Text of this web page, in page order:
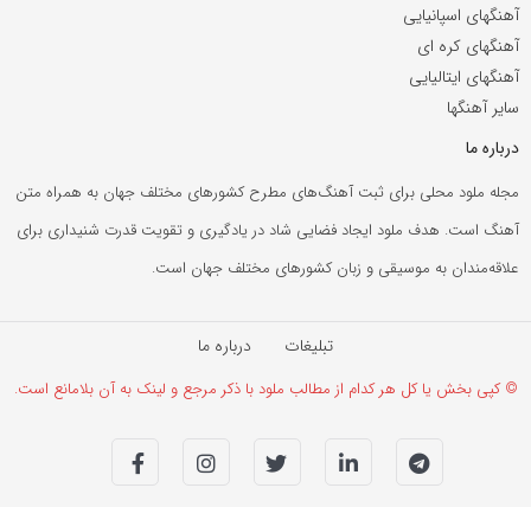
آهنگهای اسپانیایی
آهنگهای کره ای
آهنگهای ایتالیایی
سایر آهنگها
درباره ما
مجله ملود محلی برای ثبت آهنگ‌های مطرح کشورهای مختلف جهان به همراه متن
آهنگ است. هدف ملود ایجاد فضایی شاد در یادگیری و تقویت قدرت شنیداری برای
علاقه‌مندان به موسیقی و زبان کشورهای مختلف جهان است.
تبلیغات درباره ما
© کپی بخش یا کل هر کدام از مطالب ملود با ذکر مرجع و لینک به آن بلامانع است.